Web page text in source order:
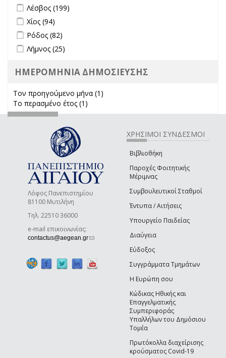
Apply Λέσβος filter
Λέσβος (199)
Apply Χίος filter
Χίος (94)
Apply Ρόδος filter
Ρόδος (82)
Apply Λήμνος filter
Λήμνος (25)
ΗΜΕΡΟΜΗΝΙΑ ΔΗΜΟΣΙΕΥΣΗΣ
Τον προηγούμενο μήνα (1)
Το περασμένο έτος (1)
Λόφος Πανεπιστημίου
81100 Μυτιλήνη
Τηλ. 22510 36000
e-mail επικοινωνίας:
contactus@aegean.gr(link sends e-mail)
ΧΡΗΣΙΜΟΙ ΣΥΝΔΕΣΜΟΙ
Βιβλιοθήκη
Παροχές Φοιτητικής
Μέριμνας
Συμβουλευτικοί Σταθμοί
Έντυπα / Αιτήσεις
Υπουργείο Παιδείας
Διαύγεια
Εύδοξος
Συγγράμματα Τμημάτων
Η Ευρώπη σου
Κώδικας Ηθικής και
Επαγγελματικής
Συμπεριφοράς
Υπαλλήλων του Δημόσιου
Τομέα
Πρωτόκολλα διαχείρισης
κρούσματος Covid-19